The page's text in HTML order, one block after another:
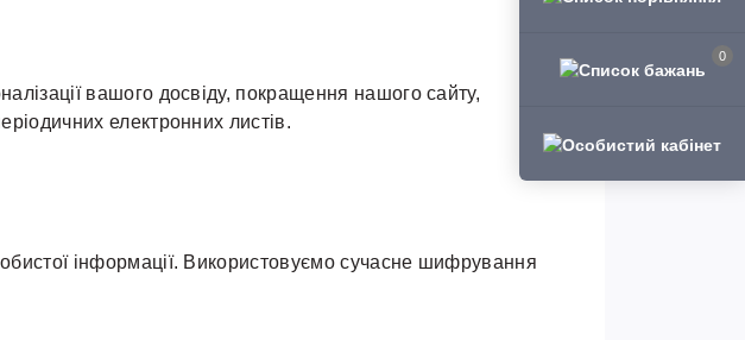
0
вашого досвіду, покращення нашого сайту,
електронних листів.
інформації. Використовуємо сучасне шифрування